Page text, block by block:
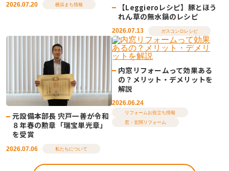
2026.07.20 横浜まち情報
【Leggieroレシピ】豚とほう
れん草の無水鍋のレシピ
2026.07.13 ガスコンロレシピ
元設備本部長 宍戸一善が令和
８年春の勲章「瑞宝単光章」
を受賞
2026.07.06 私たちについて
内窓リフォームって効果ある
の？メリット・デメリットを
解説
2026.06.24
リフォームお役立ち情報
窓・玄関リフォーム